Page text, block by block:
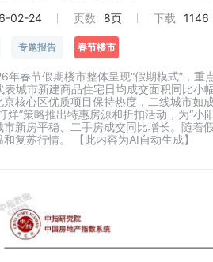
02-24 页数 8页 下载 1146
专题报告 春节楼市
年春节假期楼市整体呈现“假期模式”，
表城市新建商品住宅日均成交面积同比小
京核心区优质项目保持热度，二线城市如
烊”策略推出特惠房源和折扣活动，为“
市新房平稳、二手房成交同比增长。随着
复苏行情。 【此内容为AI自动生成】